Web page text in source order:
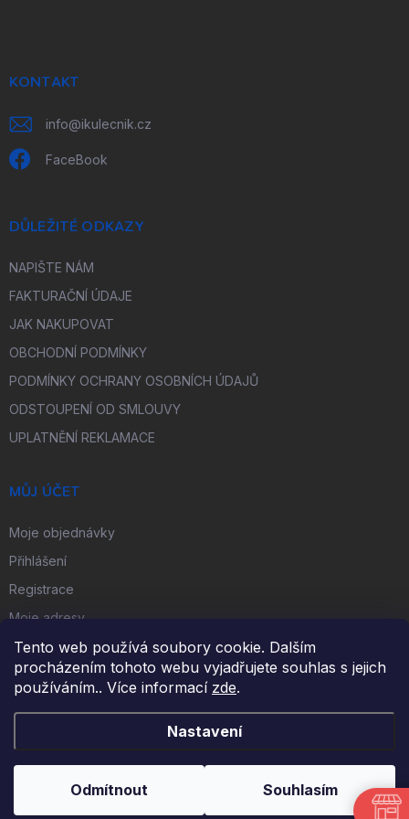
Tento web používá soubory cookie. Dalším
procházením tohoto webu vyjadřujete souhlas s jejich
používáním.. Více informací zde.
Nastavení
Odmítnout Souhlasím
KONTAKT
info@ikulecnik.cz
FaceBook
DŮLEŽITÉ ODKAZY
NAPIŠTE NÁM
FAKTURAČNÍ ÚDAJE
JAK NAKUPOVAT
OBCHODNÍ PODMÍNKY
PODMÍNKY OCHRANY OSOBNÍCH ÚDAJŮ
ODSTOUPENÍ OD SMLOUVY
UPLATNĚNÍ REKLAMACE
MŮJ ÚČET
Moje objednávky
Přihlášení
Registrace
Moje adresy
FACEBOOK
Vytvořil Shoptet
Copyright 2026 iKulečník.cz . Všechna práva vyhrazena.